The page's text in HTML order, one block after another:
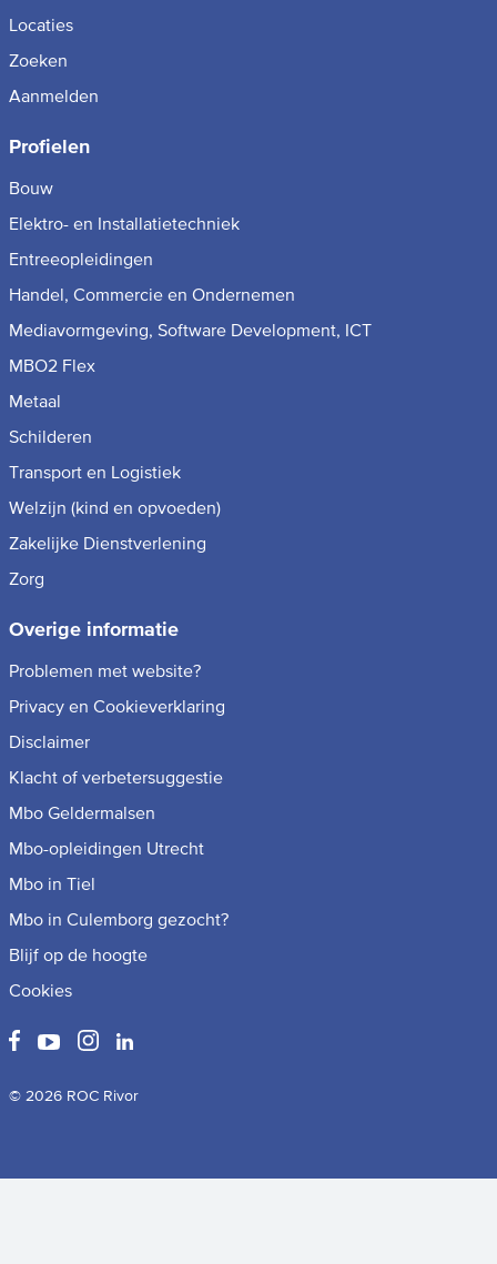
Locaties
Zoeken
Aanmelden
Profielen
Bouw
Elektro- en Installatietechniek
Entreeopleidingen
Handel, Commercie en Ondernemen
Mediavormgeving, Software Development, ICT
MBO2 Flex
Metaal
Schilderen
Transport en Logistiek
Welzijn (kind en opvoeden)
Zakelijke Dienstverlening
Zorg
Overige informatie
Problemen met website?
Privacy en Cookieverklaring
Disclaimer
Klacht of verbetersuggestie
Mbo Geldermalsen
Mbo-opleidingen Utrecht
Mbo in Tiel
Mbo in Culemborg gezocht?
Blijf op de hoogte
Cookies
© 2026 ROC Rivor